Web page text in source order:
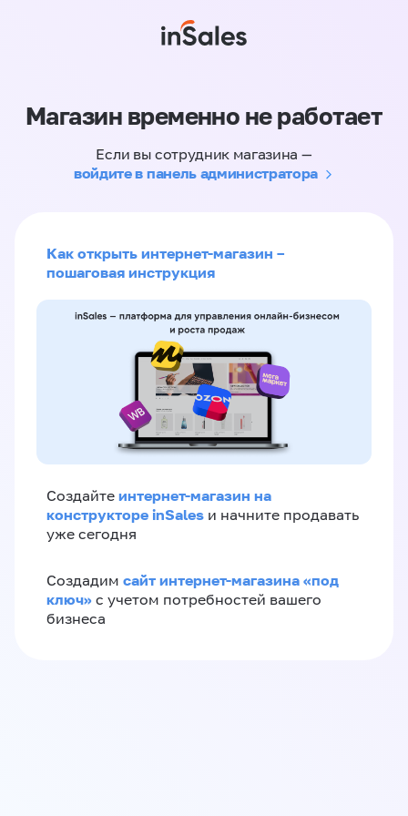
Магазин временно не работает
Если вы сотрудник магазина —
войдите в панель администратора
Как открыть интернет-магазин –
пошаговая инструкция
Создайте интернет-магазин на
конструкторе inSales и начните продавать
уже сегодня
Создадим сайт интернет-магазина «под
ключ» с учетом потребностей вашего
бизнеса